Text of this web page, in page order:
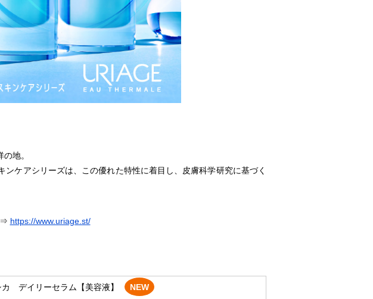
地。
ケアシリーズは、この優れた特性に着目し、皮膚科学研究に基づく
⇒ https://www.uriage.st/
デイリーセラム【美容液】 NEW